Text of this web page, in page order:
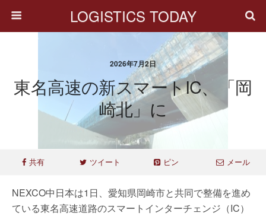
LOGISTICS TODAY
2026年7月2日
東名高速の新スマートIC、「岡
崎北」に
共有 ツイート ピン メール
NEXCO中日本は1日、愛知県岡崎市と共同で整備を進め
ている東名高速道路のスマートインターチェンジ（IC）